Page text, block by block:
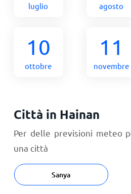
luglio agosto
10
ottobre
11
novembre
Città in Hainan
Per delle previsioni meteo
una città
Sanya